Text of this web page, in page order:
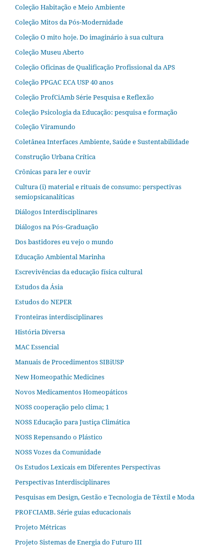
Coleção Habitação e Meio Ambiente
Coleção Mitos da Pós-Modernidade
Coleção O mito hoje. Do imaginário à sua cultura
Coleção Museu Aberto
Coleção Oficinas de Qualificação Profissional da APS
Coleção PPGAC ECA USP 40 anos
Coleção ProfCiAmb Série Pesquisa e Reflexão
Coleção Psicologia da Educação: pesquisa e formação
Coleção Viramundo
Coletânea Interfaces Ambiente, Saúde e Sustentabilidade
Construção Urbana Crítica
Crônicas para ler e ouvir
Cultura (i) material e rituais de consumo: perspectivas
semiopsicanalíticas
Diálogos Interdisciplinares
Diálogos na Pós‐Graduação
Dos bastidores eu vejo o mundo
Educação Ambiental Marinha
Escrevivências da educação física cultural
Estudos da Ásia​
Estudos do NEPER
Fronteiras interdisciplinares
História Diversa
MAC Essencial
Manuais de Procedimentos SIBiUSP
New Homeopathic Medicines
Novos Medicamentos Homeopáticos
NOSS cooperação pelo clima; 1
NOSS Educação para Justiça Climática
NOSS Repensando o Plástico
NOSS Vozes da Comunidade
Os Estudos Lexicais em Diferentes Perspectivas
Perspectivas Interdisciplinares
Pesquisas em Design, Gestão e Tecnologia de Têxtil e Moda
PROFCIAMB. Série guias educacionais
Projeto Métricas
Projeto Sistemas de Energia do Futuro III